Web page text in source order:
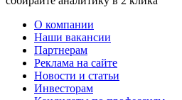
О компании
Наши вакансии
Партнерам
Реклама на сайте
Новости и статьи
Инвесторам